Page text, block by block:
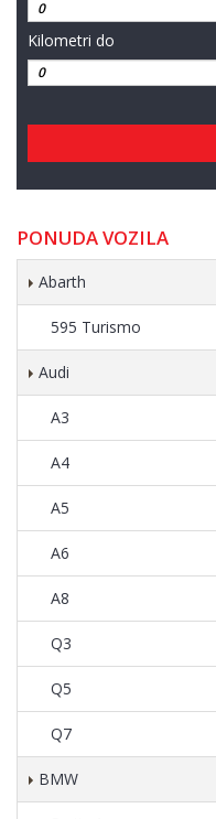
Kilometri do
PONUDA VOZILA
Abarth
595 Turismo
Audi
A3
A4
A5
A6
A8
Q3
Q5
Q7
BMW